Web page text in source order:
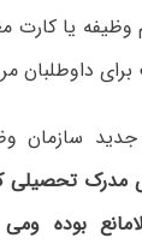
یا کارت
داوطلبان
سازمان
مدرک تحصیلی
بوده ومی